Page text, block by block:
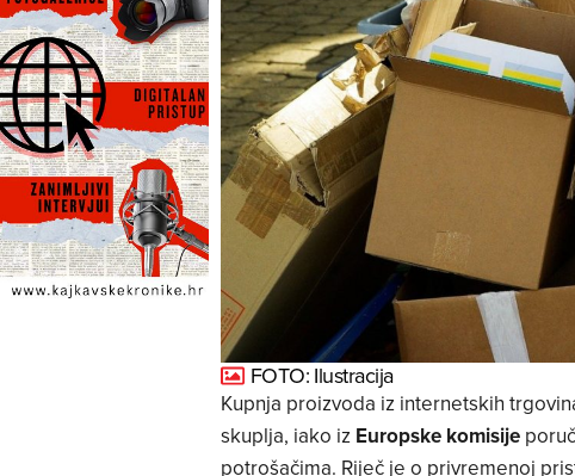
FOTO: Ilustracija
Kupnja proizvoda iz internetskih
skuplja, iako iz Europske komisije
potrošačima. Riječ je o privremenoj